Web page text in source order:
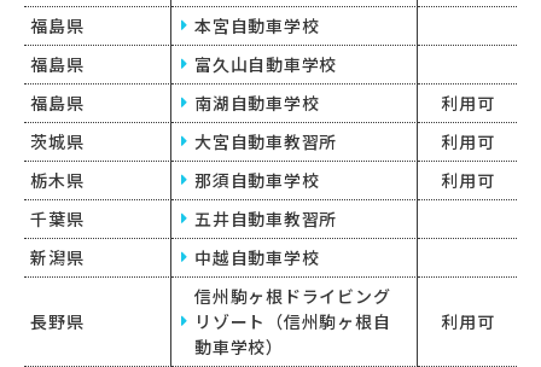
福島県
本宮自動車学校
福島県
富久山自動車学校
福島県
南湖自動車学校
利用可
茨城県
大宮自動車教習所
利用可
栃木県
那須自動車学校
利用可
千葉県
五井自動車教習所
新潟県
中越自動車学校
長野県
信州駒ヶ根ドライビング
リゾート（信州駒ヶ根自
動車学校）
利用可